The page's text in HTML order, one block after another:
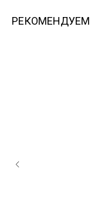
РЕКОМЕНДУЕМ